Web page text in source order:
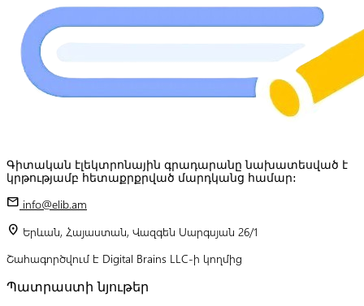
Գիտական էլեկտրոնային գրադարանը նախատեսված է
կրթությամբ հետաքրքրված մարդկանց համար:
mail info@elib.am
location_on Երևան, Հայաստան, Վազգեն Սարգսյան 26/1
Շահագործվում է Digital Brains LLC-ի կողմից
Պատրաստի նյութեր